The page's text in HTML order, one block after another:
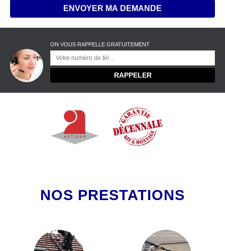
ON VOUS RAPPELLE GRATUITEMENT
NOS PRESTATIONS